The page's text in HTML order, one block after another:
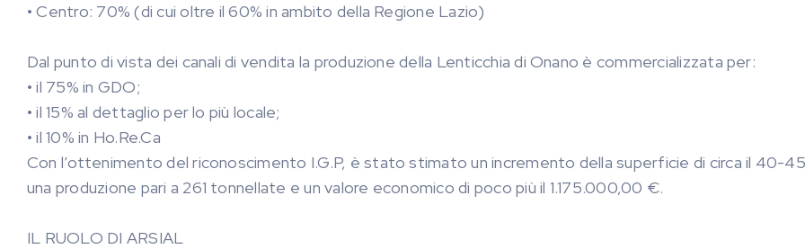
• Centro: 70% (di cui oltre il 60% in ambito della Regione Lazio)
Dal punto di vista dei canali di vendita la produzione della Lenticchia di Onano è commercializzata per:
• il 75% in GDO;
• il 15% al dettaglio per lo più locale;
• il 10% in Ho.Re.Ca
Con l’ottenimento del riconoscimento I.G.P, è stato stimato un incremento della superficie di circa il 40-
una produzione pari a 261 tonnellate e un valore economico di poco più il 1.175.000,00 €.
IL RUOLO DI ARSIAL